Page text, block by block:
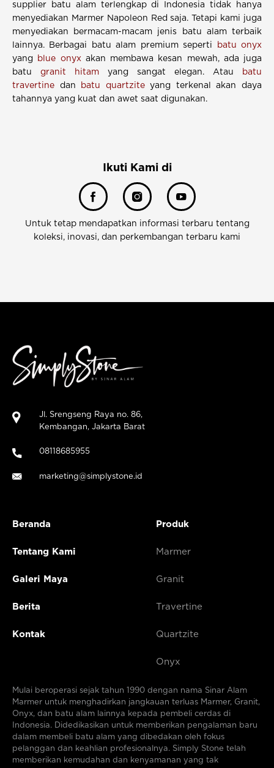
supplier batu alam terlengkap di Indonesia tidak hanya
menyediakan Marmer Napoleon Red saja. Tetapi kami juga
menyediakan bermacam-macam jenis batu alam terbaik
lainnya. Berbagai batu alam premium seperti
batu onyx
yang
blue onyxakan membawa kesan mewah, ada juga
batu granit hitam yang sangat elegan. Atau
batu
travertine dan batu quartziteyang terkenal akan daya
tahannya yang kuat dan awet saat digunakan.
Ikuti Kami di
Untuk tetap mendapatkan informasi terbaru tentang
koleksi, inovasi, dan perkembangan terbaru kami
Jl. Srengseng Raya no. 86,
Kembangan, Jakarta Barat
08118685955
marketing@simplystone.id
Beranda
Tentang Kami
Galeri Maya
Berita
Kontak
Produk
Marmer
Granit
Travertine
Quartzite
Onyx
Mulai beroperasi sejak tahun 1990 dengan nama Sinar Alam
Marmer untuk menghadirkan jangkauan terluas Marmer, Granit,
Onyx, dan batu alam lainnya kepada pembeli cerdas di
Indonesia. Didedikasikan untuk memberikan pengalaman baru
dalam membeli batu alam yang dibedakan oleh fokus
pelanggan dan keahlian profesionalnya. Simply Stone telah
memberikan kemudahan dan kenyamanan yang tak